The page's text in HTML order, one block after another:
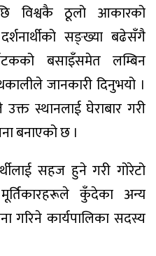
विश्वकै ठूलो आकारको
सङ्ख्या बढेसँगै
बसाइँसमेत लम्बिन
जानकारी दिनुभयो ।
स्थानलाई घेराबार गरी
बनाएको छ ।
सहज हुने गरी गोरेटो
कुँदेका अन्य
गरिने कार्यपालिका सदस्य